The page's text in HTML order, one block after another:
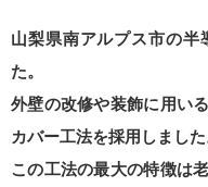
山梨県南アルプス市の半
た。
外壁の改修や装飾に用い
カバー工法を採用しました
この工法の最大の特徴は